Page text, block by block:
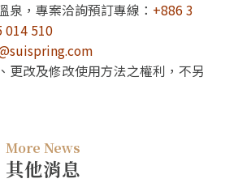
，專案洽詢預訂專線： +886 3
014 510
更改及修改使用方法之權利，不另
More News
其他消息